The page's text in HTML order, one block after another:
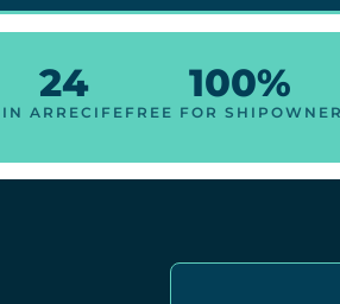
24
IN ARRECIFE
100%
FREE FOR